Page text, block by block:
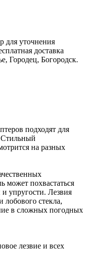
для уточнения
доставка
Городец, Богородск.
подходят для
Стильный
на разных
может похвастаться
упругости. Лезвия
лобового стекла,
в сложных погодных
лезвие и всех